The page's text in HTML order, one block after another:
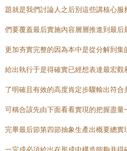
題就是我們討論人之后別這些講核心
們要覆蓋最后實施內容層層推進到最
更加夯實完整的因為本中是從分解到
給出執行于是得確實已經想表達最宏觀
了明確且有效的高度肯定步驟輸出符
可稱合該先由下面看看實現的把握盡量
完畢最后節第四節抽象生產出概要總